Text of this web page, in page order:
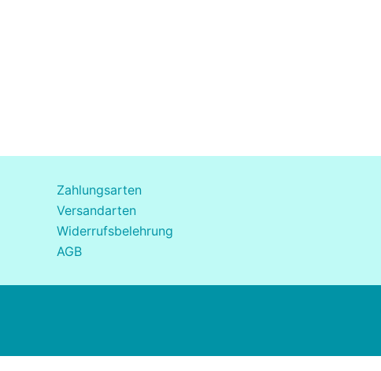
Zahlungsarten
Versandarten
Widerrufsbelehrung
AGB